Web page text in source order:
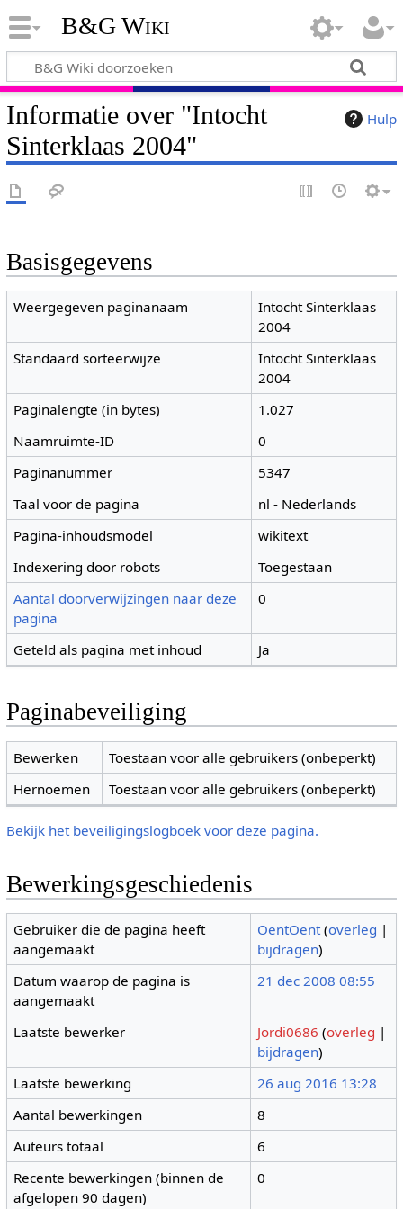
B&G Wiki
Hulp
Informatie over "Intocht
Sinterklaas 2004"
Basisgegevens
Weergegeven paginanaam
Intocht Sinterklaas
2004
Standaard sorteerwijze
Intocht Sinterklaas
2004
Paginalengte (in bytes)
1.027
Naamruimte-ID
0
Paginanummer
5347
Taal voor de pagina
nl - Nederlands
Pagina-inhoudsmodel
wikitext
Indexering door robots
Toegestaan
Aantal doorverwijzingen naar deze
pagina
0
Geteld als pagina met inhoud Ja
Paginabeveiliging
Bewerken
Toestaan voor alle gebruikers (onbeperkt)
Hernoemen
Toestaan voor alle gebruikers (onbeperkt)
Bekijk het beveiligingslogboek voor deze pagina.
Bewerkingsgeschiedenis
Gebruiker die de pagina heeft
aangemaakt
OentOent (overleg |
bijdragen)
Datum waarop de pagina is
aangemaakt
21 dec 2008 08:55
Laatste bewerker Jordi0686 (overleg |
bijdragen)
Laatste bewerking
26 aug 2016 13:28
Aantal bewerkingen
8
Auteurs totaal
6
Recente bewerkingen (binnen de
afgelopen 90 dagen)
0